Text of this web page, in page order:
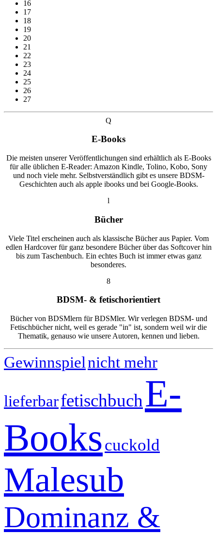
16
17
18
19
20
21
22
23
24
25
26
27
Q
E-Books
Die meisten unserer Veröffentlichungen sind erhältlich als E-Books
für alle üblichen E-Reader: Amazon Kindle, Tolino, Kobo, Sony
und noch viele mehr. Selbstverständlich gibt es unsere BDSM-
Geschichten auch als apple ibooks und bei Google-Books.
l
Bücher
Viele Titel erscheinen auch als klassische Bücher aus Papier. Vom
edlen Hardcover für ganz besondere Bücher über das Softcover hin
bis zum Taschenbuch. Ein echtes Buch ist immer etwas ganz
besonderes.
8
BDSM- & fetischorientiert
Bücher von BDSMlern für BDSMler. Wir verlegen BDSM- und
Fetischbücher nicht, weil es gerade "in" ist, sondern weil wir die
Thematik, genauso wie unsere Autoren, kennen und lieben.
Gewinnspielnicht mehr
lieferbarfetischbuchE-
Bookscuckold
Malesub
Dominanz &